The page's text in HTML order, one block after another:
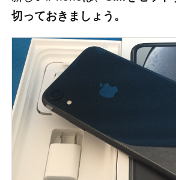
切っておきましょう。